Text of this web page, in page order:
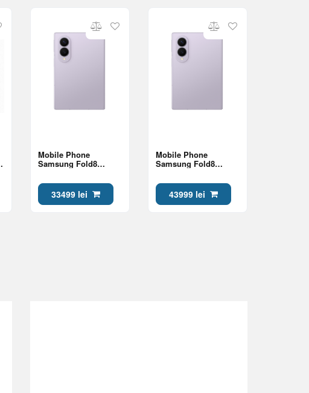
Mobile Phone
Samsung Fold8
33499 lei
Mobile Phone
Samsung Fold8
43999 lei